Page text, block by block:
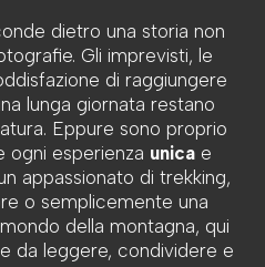
dietro una storia non
Gli imprevisti, le
di raggiungere
lunga giornata restano
Eppure sono proprio
ogni esperienza unicae
appassionato di trekking,
o semplicemente una
della montagna, qui
da leggere, condividere e